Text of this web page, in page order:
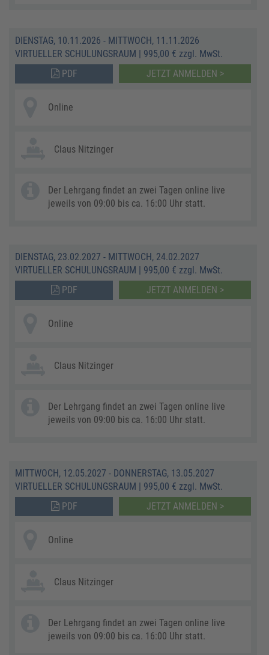
DIENSTAG, 10.11.2026 - MITTWOCH, 11.11.2026
VIRTUELLER SCHULUNGSRAUM
995,00 € zzgl. MwSt.
PDF
JETZT ANMELDEN >
Online
Claus Nitzinger
Der Lehrgang findet an zwei Tagen online live
jeweils von 09:00 bis ca. 16:00 Uhr statt.
DIENSTAG, 23.02.2027 - MITTWOCH, 24.02.2027
VIRTUELLER SCHULUNGSRAUM
995,00 € zzgl. MwSt.
PDF
JETZT ANMELDEN >
Online
Claus Nitzinger
Der Lehrgang findet an zwei Tagen online live
jeweils von 09:00 bis ca. 16:00 Uhr statt.
MITTWOCH, 12.05.2027 - DONNERSTAG, 13.05.2027
VIRTUELLER SCHULUNGSRAUM
995,00 € zzgl. MwSt.
PDF
JETZT ANMELDEN >
Online
Claus Nitzinger
Der Lehrgang findet an zwei Tagen online live
jeweils von 09:00 bis ca. 16:00 Uhr statt.